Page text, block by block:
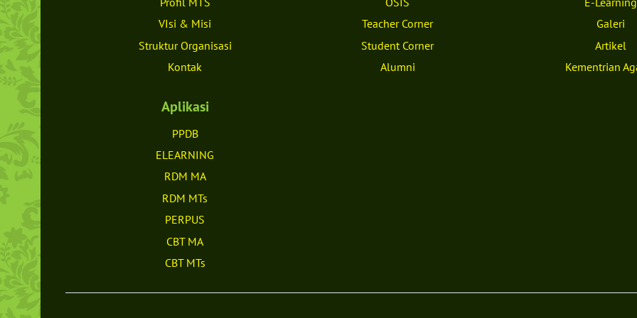
VIsi & Misi
Struktur Organisasi
Kontak
Teacher Corner
Student Corner
Alumni
Galeri
Artikel
Kementrian
Aplikasi
PPDB
ELEARNING
RDM MA
RDM MTs
PERPUS
CBT MA
CBT MTs